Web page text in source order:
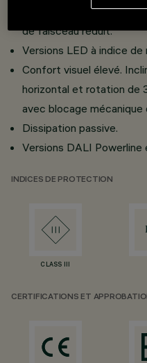
Opti Beam Lens à
de faisceau réduit.
Versions LED à indice
Confort visuel élevé.
horizontal et rotation de
avec blocage mécanique
Dissipation passive.
Versions DALI Powerline
INDICES DE PROTECTION
CLASS III
CERTIFICATIONS ET